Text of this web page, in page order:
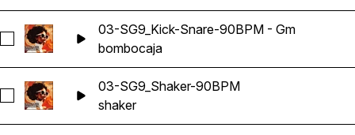
Seleccionar 03-SG9_Kick-Snare-90BPM - Gm
03-SG9_Kick-Snare-90BPM - Gm
bombocaja
Seleccionar 03-SG9_Shaker-90BPM
03-SG9_Shaker-90BPM
shaker